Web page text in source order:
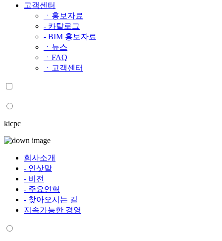
고객센터
ㆍ홍보자료
- 카탈로그
- BIM 홍보자료
ㆍ뉴스
ㆍFAQ
ㆍ고객센터
kicpc
회사소개
- 인삿말
- 비전
- 주요연혁
- 찾아오시는 길
지속가능한 경영